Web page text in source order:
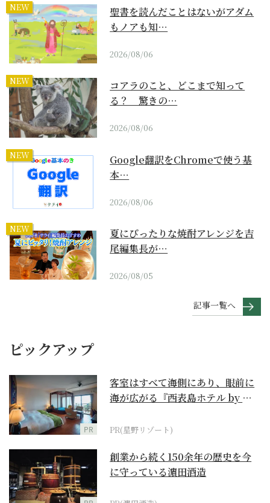
NEW
聖書を読んだことはないがアダム
もノアも知…
2026/08/06
NEW
コアラのこと、どこまで知って
る？ 驚きの…
2026/08/06
NEW
Google翻訳をChromeで使う基
本…
2026/08/06
NEW
夏にぴったりな焼酎アレンジを吉
尾編集長が…
2026/08/05
記事一覧へ
ピックアップ
PR
客室はすべて海側にあり、眼前に
海が広がる『西表島ホテル by 星
PR(星野リゾート)
創業から続く150余年の歴史を今
に守っている濵田酒造